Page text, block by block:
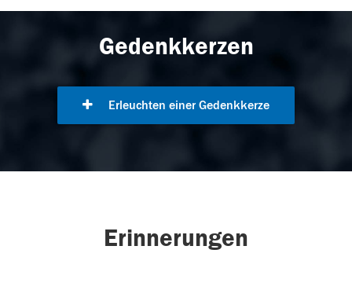
Gedenkkerzen
Erleuchten einer Gedenkkerze
Erinnerungen